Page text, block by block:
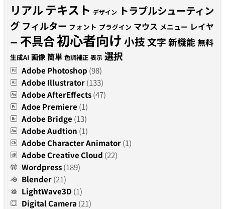
リアルテキスト デザイン トラブルシューティン
グ フィルター フォント プラグイン マウス メニュー レイヤ
ー 不具合初心者向け小技文字新機能無料
生成AI 画像 簡単 色調補正 表示 選択
Adobe Photoshop (98)
Adobe Illustrator(133)
Adobe AfterEffects(47)
Adoe Premiere (1)
Adobe Bridge (13)
Adobe Audtion (1)
Adobe Character Animator(1)
Adobe Creative Cloud (22)
Wordpress(189)
Blender(21)
LightWave3D (1)
Digital Camera (21)